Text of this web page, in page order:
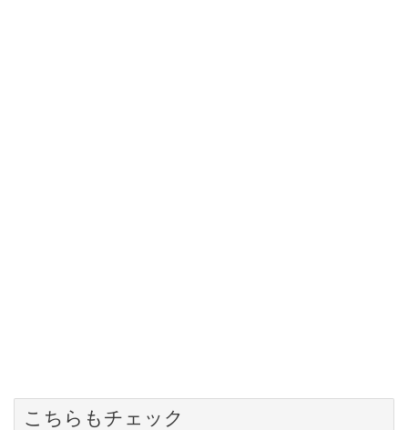
こちらもチェック